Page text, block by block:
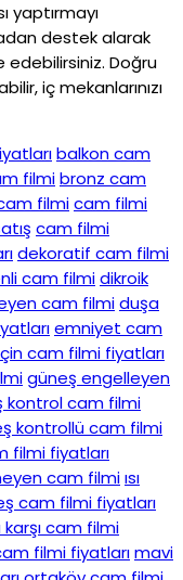
yaptırmayı
destek alarak
Doğru
iç mekanlarınızı
balkon cam
filmibronz cam
filmicam filmi
cam filmi
dekoratif cam filmi
cam filmidikroik
cam filmiduşa
emniyet cam
cam filmi fiyatları
güneş engelleyen
kontrol cam filmi
kontrollü cam filmi
filmi fiyatları
cam filmiısı
cam filmi fiyatları
karşı cam filmi
filmi fiyatlarımavi